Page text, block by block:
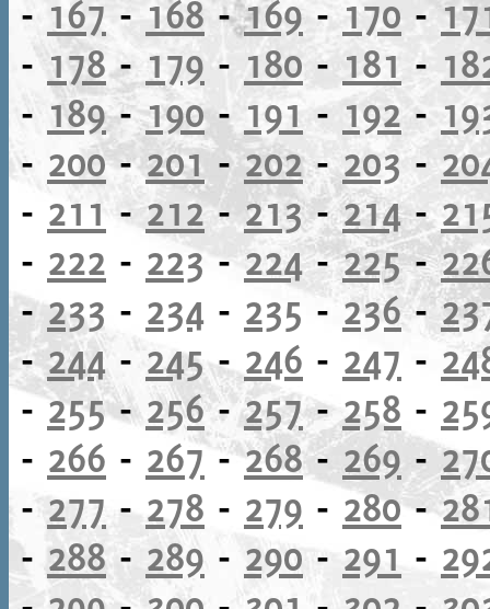
- 167- 168 -169- 170 -
-178- 179 - 180 - 181 -
- 189-190- 191- 192 -
- 200-201-202- 203-
- 211 -212- 213-214-
- 222 - 223-224-225-
-233 - 234 - 235 - 236-
-244 - 245- 246 - 247 -
-255-256-257-258 -
- 266 - 267-268-269 -
-277 - 278 - 279 - 280-
-288-289 - 290- 291 -